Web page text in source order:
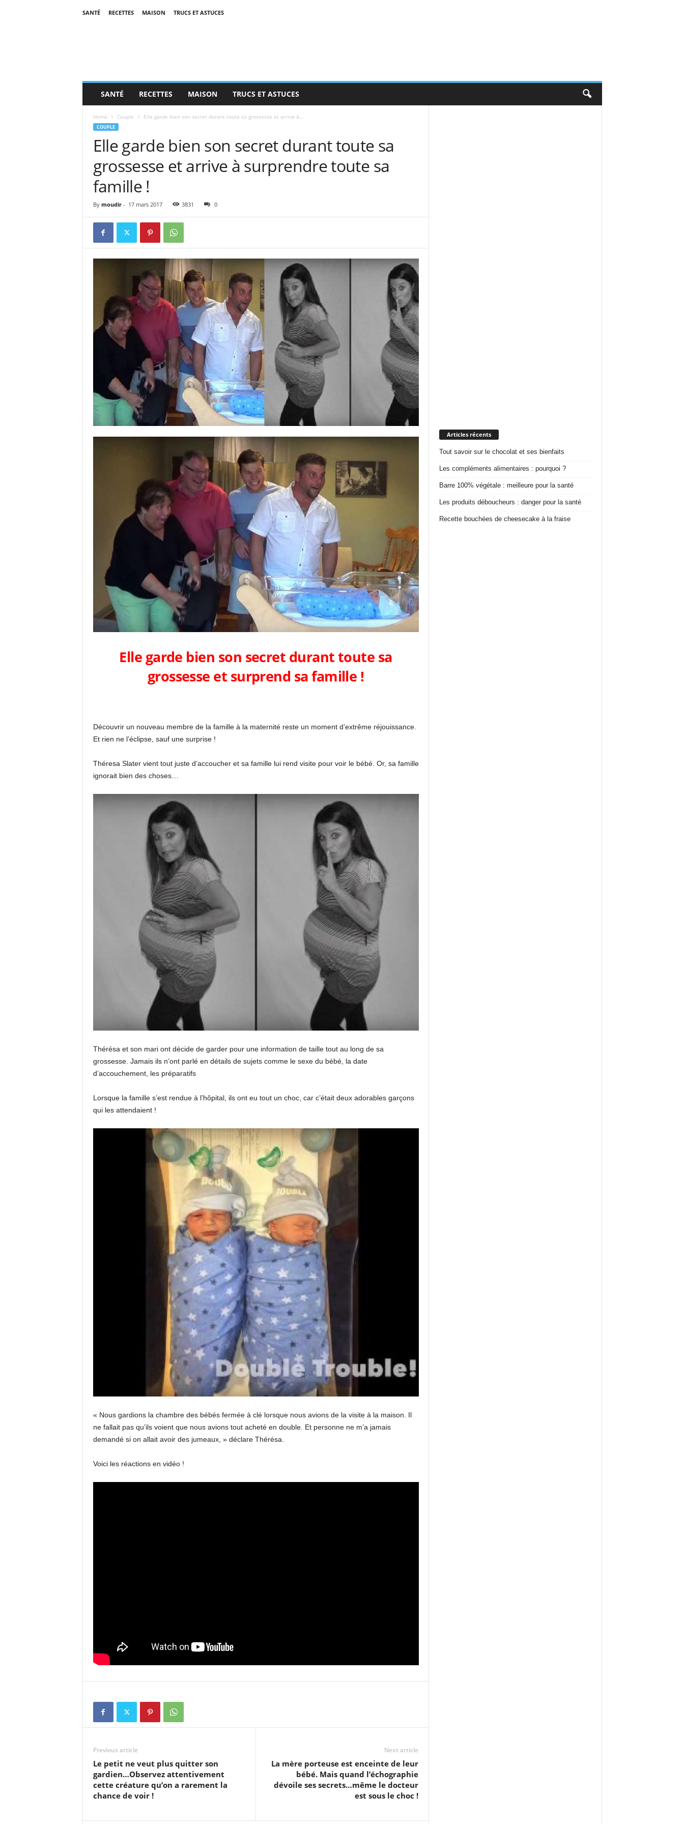
SANTÉ RECETTES MAISON TRUCS ET ASTUCES
SANTÉ RECETTES MAISON TRUCS ET ASTUCES
Home Couple Elle garde bien son secret durant toute sa grossesse et arrive à...
COUPLE
Elle garde bien son secret durant toute sa
grossesse et arrive à surprendre toute sa
famille !
By moudir- 17 mars 2017 3831 0
Elle garde bien son secret durant toute sa
grossesse et surprend sa famille !
Découvrir un nouveau membre de la famille à la maternité reste un moment d’extrême réjouissance.
Et rien ne l’éclipse, sauf une surprise !
Théresa Slater vient tout juste d’accoucher et sa famille lui rend visite pour voir le bébé. Or, sa famille
ignorait bien des choses…
Thérésa et son mari ont décide de garder pour une information de taille tout au long de sa
grossesse. Jamais ils n’ont parlé en détails de sujets comme le sexe du bébé, la date
d’accouchement, les préparatifs
Lorsque la famille s’est rendue à l’hôpital, ils ont eu tout un choc, car c’était deux adorables garçons
qui les attendaient !
« Nous gardions la chambre des bébés fermée à clé lorsque nous avions de la visite à la maison. Il
ne fallait pas qu’ils voient que nous avions tout acheté en double. Et personne ne m’a jamais
demandé si on allait avoir des jumeaux, » déclare Thérésa.
Voici les réactions en vidéo !
Previous article
Le petit ne veut plus quitter son
gardien…Observez attentivement
cette créature qu’on a rarement la
chance de voir !
Next article
La mère porteuse est enceinte de leur
bébé. Mais quand l’échographie
dévoile ses secrets…même le docteur
est sous le choc !
Articles récents
Tout savoir sur le chocolat et ses bienfaits
Les compléments alimentaires : pourquoi ?
Barre 100% végétale : meilleure pour la santé
Les produits déboucheurs : danger pour la santé
Recette bouchées de cheesecake à la fraise